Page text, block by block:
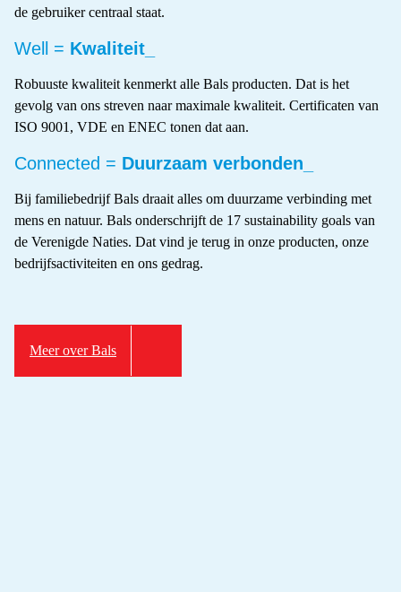
de gebruiker centraal staat.
Well = Kwaliteit_
Robuuste kwaliteit kenmerkt alle Bals producten. Dat is het
gevolg van ons streven naar maximale kwaliteit. Certificaten van
ISO 9001, VDE en ENEC tonen dat aan.
Connected = Duurzaam verbonden_
Bij familiebedrijf Bals draait alles om duurzame verbinding met
mens en natuur. Bals onderschrijft de 17 sustainability goals van
de Verenigde Naties. Dat vind je terug in onze producten, onze
bedrijfsactiviteiten en ons gedrag.
Meer over Bals